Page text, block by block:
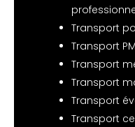
Transport
Transport
Transport
Transport
Transport
Transport